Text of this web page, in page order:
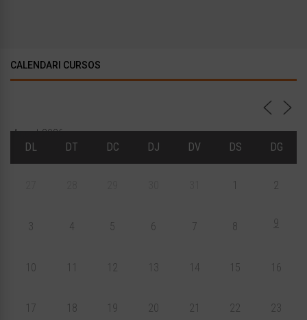
CALENDARI CURSOS
Agost 2026
DL
DT DC DJ DV DS DG
1 2
3 4 5 6 7 8 9
10 11 12 13 14 15 16
17 18 19 20 21 22 23